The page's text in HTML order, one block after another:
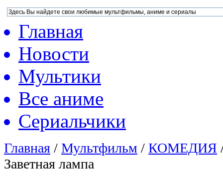
Главная
Новости
Мультики
Все аниме
Сериальчики
Главная / Мультфильм / КОМЕДИЯ
Заветная лампа